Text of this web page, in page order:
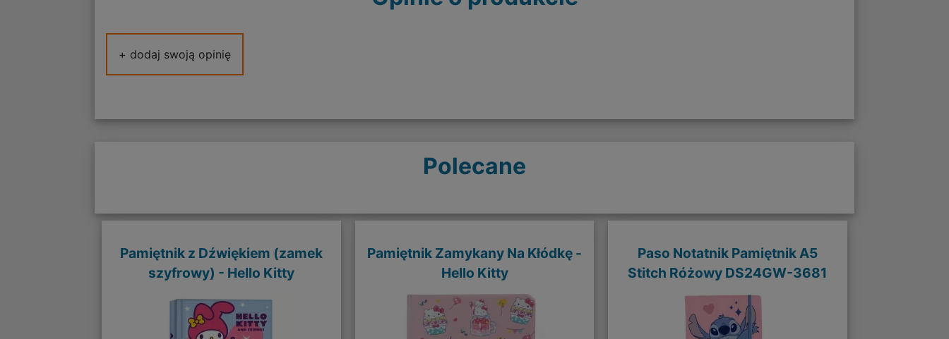
+ dodaj swoją opinię
Polecane
Pamiętnik z Dźwiękiem (zamek
szyfrowy) - Hello Kitty
Pamiętnik Zamykany Na Kłódkę -
Hello Kitty
Paso Notatnik Pamiętnik A5
Stitch Różowy DS24GW-3681